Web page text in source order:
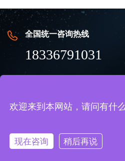
全国统一咨询热线
18336791031
洛阳北航科技园
河南蓝普机电科技有限公司
技术支持：
欢迎来到本网站，请问有什
现在咨询 稍后再说